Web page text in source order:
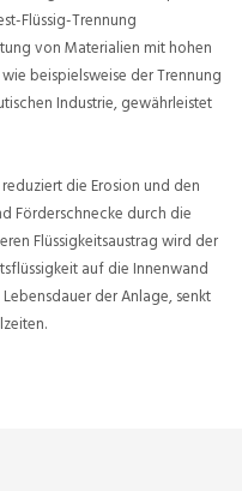
Flüssig-Trennung
von Materialien mit hohen
beispielsweise der Trennung
Industrie, gewährleistet
die Erosion und den
Förderschnecke durch die
Flüssigkeitsaustrag wird der
auf die Innenwand
der Anlage, senkt